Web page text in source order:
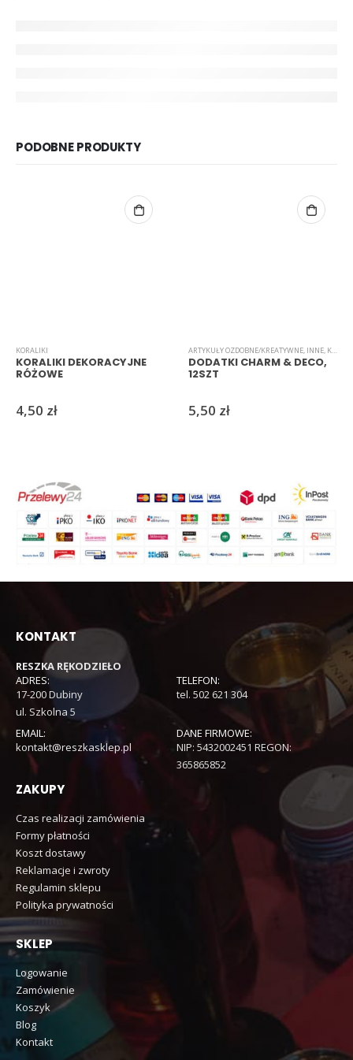
PODOBNE PRODUKTY
KORALIKI
KORALIKI DEKORACYJNE
RÓŻOWE
4,50 zł
ARTYKUŁY OZDOBNE/KREATYWNE, INNE, KORALIKI
DODATKI CHARM & DECO,
12SZT
5,50 zł
KONTAKT
RESZKA RĘKODZIEŁO
ADRES:
17-200 Dubiny
ul. Szkolna 5
TELEFON:
tel. 502 621 304
EMAIL:
kontakt@reszkasklep.pl
DANE FIRMOWE:
NIP: 5432002451 REGON:
365865852
ZAKUPY
Czas realizacji zamówienia
Formy płatności
Koszt dostawy
Reklamacje i zwroty
Regulamin sklepu
Polityka prywatności
SKLEP
Logowanie
Zamówienie
Koszyk
Blog
Kontakt